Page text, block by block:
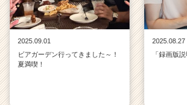
2025.09.01
ビアガーデン行ってきました～！
夏満喫！
2025.08.27
「録画版